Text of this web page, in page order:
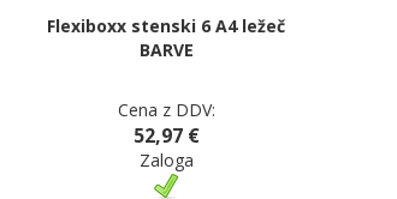
Flexiboxx stenski 6 A4 ležeč
BARVE
Cena z DDV:
52,97 €
Zaloga